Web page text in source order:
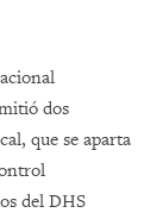
dos
que se aparta
del DHS